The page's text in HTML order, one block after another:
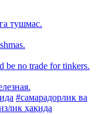
тушмас.
be no trade for tinkers.
#самарадорлик ва
ҳақида